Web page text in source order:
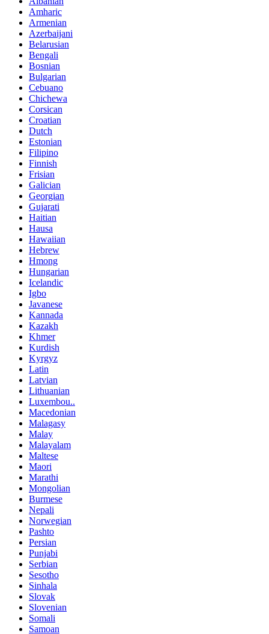
Amharic
Armenian
Azerbaijani
Belarusian
Bengali
Bosnian
Bulgarian
Cebuano
Chichewa
Corsican
Croatian
Dutch
Estonian
Filipino
Finnish
Frisian
Galician
Georgian
Gujarati
Haitian
Hausa
Hawaiian
Hebrew
Hmong
Hungarian
Icelandic
Igbo
Javanese
Kannada
Kazakh
Khmer
Kurdish
Kyrgyz
Latin
Latvian
Lithuanian
Luxembou..
Macedonian
Malagasy
Malay
Malayalam
Maltese
Maori
Marathi
Mongolian
Burmese
Nepali
Norwegian
Pashto
Persian
Punjabi
Serbian
Sesotho
Sinhala
Slovak
Slovenian
Somali
Samoan